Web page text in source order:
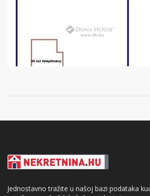
Jednostavno tražite u našoj bazi podataka